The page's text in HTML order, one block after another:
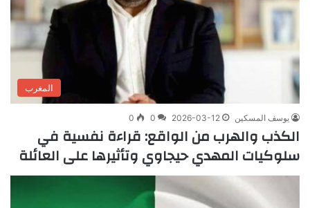
المغرب
يوسف المسكين 2026-03-12
0
0
الكذب والهرب من الواقع: قراءة نفسية في
سلوكيات المهدي حيجاوي وتأثيرها على العائلة